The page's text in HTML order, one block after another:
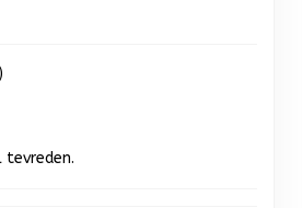
tevreden.